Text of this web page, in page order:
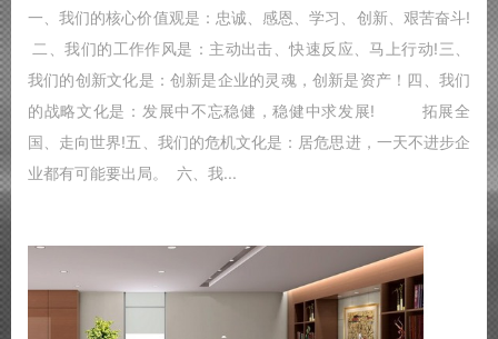
一、我们的核心价值观是：忠诚、感恩、学习、创新、艰苦奋斗!
二、我们的工作作风是：主动出击、快速反应、马上行动!三、
我们的创新文化是：创新是企业的灵魂，创新是资产！四、我们
的战略文化是：发展中不忘稳健，稳健中求发展! 拓展全
国、走向世界!五、我们的危机文化是：居危思进，一天不进步企
业都有可能要出局。 六、我...